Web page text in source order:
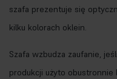
szafa prezentuje się
kilku kolorach oklein.
Szafa wzbudza zaufanie,
produkcji użyto obustronnie